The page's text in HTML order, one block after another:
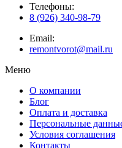
Телефоны:
8 (926) 340-98-79
Email:
remontvorot@mail.ru
Меню
О компании
Блог
Оплата и доставка
Персональные
Условия соглашения
Контакты